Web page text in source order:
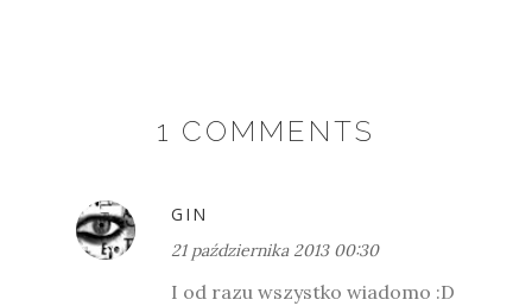
1 COMMENTS
GIN
21 października 2013 00:30
I od razu wszystko wiadomo :D